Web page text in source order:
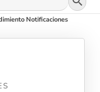
Notificaciones